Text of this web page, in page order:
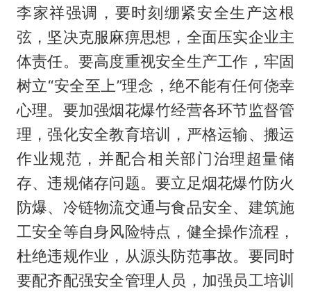
李家祥强调，要时刻绷紧安全生产这根
弦，坚决克服麻痹思想，全面压实企业主
体责任。要高度重视安全生产工作，牢固
树立“安全至上”理念，绝不能有任何侥幸
心理。要加强烟花爆竹经营各环节监督管
理，强化安全教育培训，严格运输、搬运
作业规范，并配合相关部门治理超量储
存、违规储存问题。要立足烟花爆竹防火
防爆、冷链物流交通与食品安全、建筑施
工安全等自身风险特点，健全操作流程，
杜绝违规作业，从源头防范事故。要同时
要配齐配强安全管理人员，加强员工培训